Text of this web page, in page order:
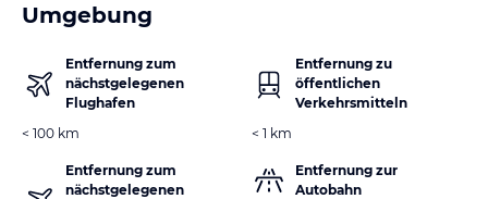
Umgebung
Entfernung zum
nächstgelegenen
Flughafen
< 100 km
Entfernung zum
nächstgelegenen
Entfernung zu
öffentlichen
Verkehrsmitteln
< 1 km
Entfernung zur
Autobahn